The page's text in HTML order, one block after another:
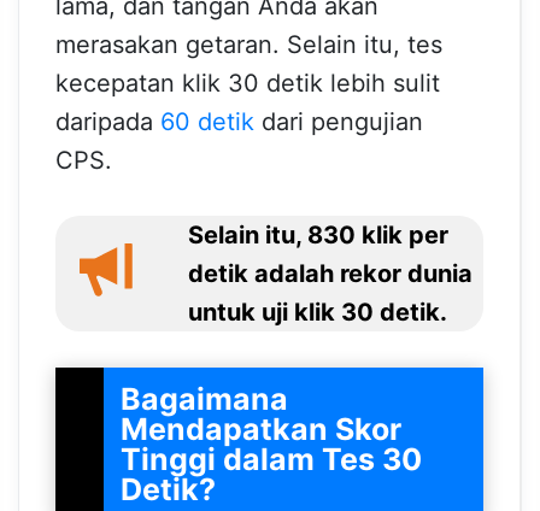
lama, dan tangan Anda akan
merasakan getaran. Selain itu, tes
kecepatan klik 30 detik lebih sulit
daripada 60 detik dari pengujian
CPS.
Selain itu, 830 klik per
detik adalah rekor dunia
untuk uji klik 30 detik.
Bagaimana
Mendapatkan Skor
Tinggi dalam Tes 30
Detik?